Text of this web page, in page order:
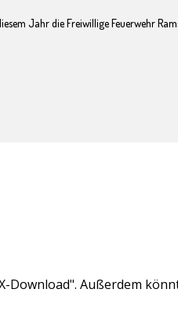
Jahr die Freiwillige Feuerwehr
Download". Außerdem